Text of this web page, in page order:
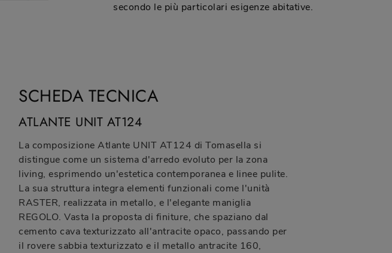
secondo le più particolari esigenze abitative.
SCHEDA TECNICA
ATLANTE UNIT AT124
La composizione Atlante UNIT AT124 di Tomasella si
distingue come un sistema d'arredo evoluto per la zona
living, esprimendo un'estetica contemporanea e linee pulite.
La sua struttura integra elementi funzionali come l'unità
RASTER, realizzata in metallo, e l'elegante maniglia
REGOLO. Vasta la proposta di finiture, che spaziano dal
cemento cava texturizzato all'antracite opaco, passando per
il rovere sabbia texturizzato e il metallo antracite 160,